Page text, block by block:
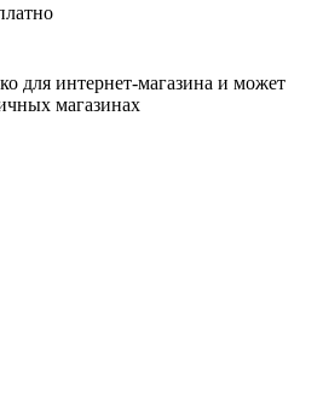
для интернет-магазина и может
магазинах